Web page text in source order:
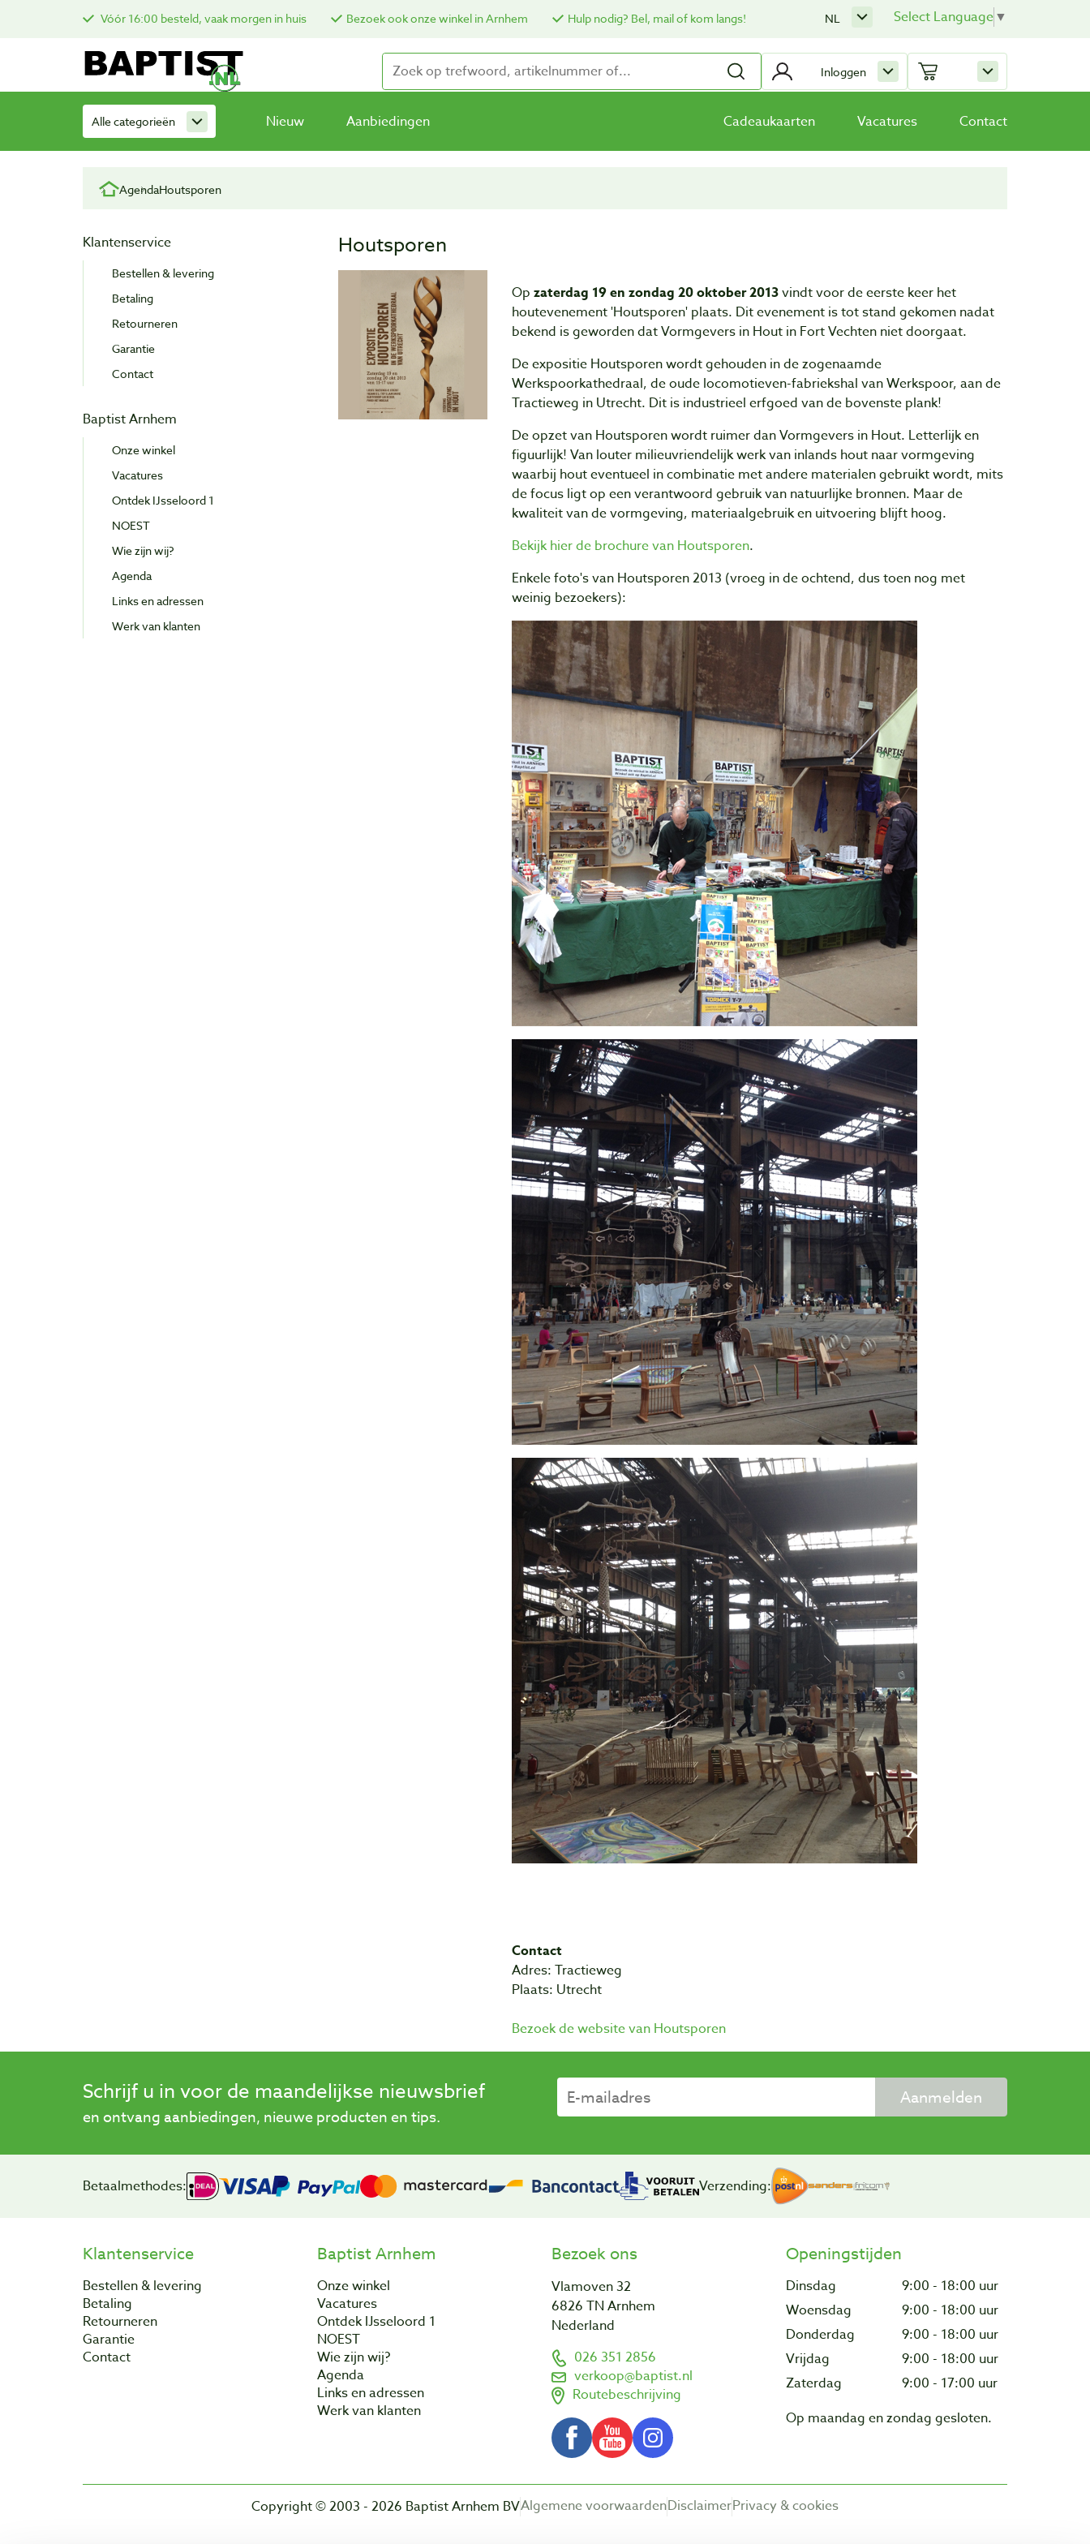
Vóór 16:00 besteld, vaak morgen in huis Bezoek ook onze winkel in Arnhem Hulp nodig? Bel, mail of kom langs! Select Language▼
NL
Inloggen
Alle categorieën Nieuw Aanbiedingen Cadeaukaarten Vacatures Contact
AgendaHoutsporen
Klantenservice
Bestellen & levering
Betaling
Retourneren
Garantie
Contact
Baptist Arnhem
Onze winkel
Vacatures
Ontdek IJsseloord 1
NOEST
Wie zijn wij?
Agenda
Links en adressen
Werk van klanten
Houtsporen
Op zaterdag 19 en zondag 20 oktober 2013vindt voor de eerste keer het
houtevenement 'Houtsporen' plaats. Dit evenement is tot stand gekomen nadat
bekend is geworden dat Vormgevers in Hout in Fort Vechten niet doorgaat.
De expositie Houtsporen wordt gehouden in de zogenaamde
Werkspoorkathedraal, de oude locomotieven-fabriekshal van Werkspoor, aan de
Tractieweg in Utrecht. Dit is industrieel erfgoed van de bovenste plank!
De opzet van Houtsporen wordt ruimer dan Vormgevers in Hout. Letterlijk en
figuurlijk! Van louter milieuvriendelijk werk van inlands hout naar vormgeving
waarbij hout eventueel in combinatie met andere materialen gebruikt wordt, mits
de focus ligt op een verantwoord gebruik van natuurlijke bronnen. Maar de
kwaliteit van de vormgeving, materiaalgebruik en uitvoering blijft hoog.
Bekijk hier de brochure van Houtsporen.
Enkele foto's van Houtsporen 2013 (vroeg in de ochtend, dus toen nog met
weinig bezoekers):
Contact
Adres: Tractieweg
Plaats: Utrecht
Bezoek de website van Houtsporen
Schrijf u in voor de maandelijkse nieuwsbrief
en ontvang aanbiedingen, nieuwe producten en tips.
Aanmelden
Betaalmethodes: Verzending:
Klantenservice
Bestellen & levering
Betaling
Retourneren
Garantie
Contact
Baptist Arnhem
Onze winkel
Vacatures
Ontdek IJsseloord 1
NOEST
Wie zijn wij?
Agenda
Links en adressen
Werk van klanten
Bezoek ons
Vlamoven 32
6826 TN Arnhem
Nederland
026 351 2856
verkoop@baptist.nl
Routebeschrijving
Openingstijden
Dinsdag
9:00 - 18:00 uur
Woensdag
9:00 - 18:00 uur
Donderdag
9:00 - 18:00 uur
Vrijdag
9:00 - 18:00 uur
Zaterdag
9:00 - 17:00 uur
Op maandag en zondag gesloten.
Algemene voorwaardenDisclaimerPrivacy & cookies
Copyright © 2003 - 2026 Baptist Arnhem BV